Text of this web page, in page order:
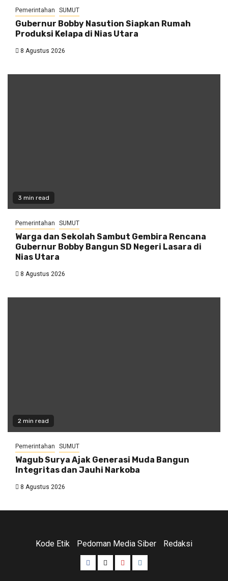
Pemerintahan SUMUT
Gubernur Bobby Nasution Siapkan Rumah
Produksi Kelapa di Nias Utara
8 Agustus 2026
3 min read
Pemerintahan SUMUT
Warga dan Sekolah Sambut Gembira Rencana
Gubernur Bobby Bangun SD Negeri Lasara di
Nias Utara
8 Agustus 2026
2 min read
Pemerintahan SUMUT
Wagub Surya Ajak Generasi Muda Bangun
Integritas dan Jauhi Narkoba
8 Agustus 2026
Kode Etik Pedoman Media Siber Redaksi
Facebook
TwitterYoutubeInstagram